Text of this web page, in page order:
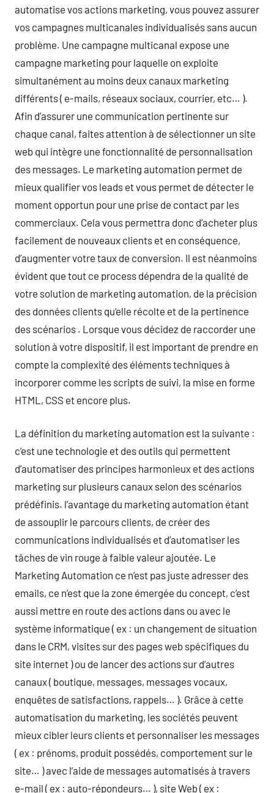
automatise vos actions marketing, vous pouvez assurer
vos campagnes multicanales individualisés sans aucun
problème. Une campagne multicanal expose une
campagne marketing pour laquelle on exploite
simultanément au moins deux canaux marketing
différents ( e-mails, réseaux sociaux, courrier, etc… ).
Afin d’assurer une communication pertinente sur
chaque canal, faites attention à de sélectionner un site
web qui intègre une fonctionnalité de personnalisation
des messages. Le marketing automation permet de
mieux qualifier vos leads et vous permet de détecter le
moment opportun pour une prise de contact par les
commerciaux. Cela vous permettra donc d’acheter plus
facilement de nouveaux clients et en conséquence,
d’augmenter votre taux de conversion. Il est néanmoins
évident que tout ce process dépendra de la qualité de
votre solution de marketing automation, de la précision
des données clients qu’elle récolte et de la pertinence
des scénarios . Lorsque vous décidez de raccorder une
solution à votre dispositif, il est important de prendre en
compte la complexité des éléments techniques à
incorporer comme les scripts de suivi, la mise en forme
HTML, CSS et encore plus.
La définition du marketing automation est la suivante :
c’est une technologie et des outils qui permettent
d’automatiser des principes harmonieux et des actions
marketing sur plusieurs canaux selon des scénarios
prédéfinis. l’avantage du marketing automation étant
de assouplir le parcours clients, de créer des
communications individualisés et d’automatiser les
tâches de vin rouge à faible valeur ajoutée. Le
Marketing Automation ce n’est pas juste adresser des
emails, ce n’est que la zone émergée du concept, c’est
aussi mettre en route des actions dans ou avec le
système informatique ( ex : un changement de situation
dans le CRM, visites sur des pages web spécifiques du
site internet ) ou de lancer des actions sur d’autres
canaux ( boutique, messages, messages vocaux,
enquêtes de satisfactions, rappels… ). Grâce à cette
automatisation du marketing, les sociétés peuvent
mieux cibler leurs clients et personnaliser les messages
( ex : prénoms, produit possédés, comportement sur le
site… ) avec l’aide de messages automatisés à travers
e-mail ( ex : auto-répondeurs… ), site Web ( ex :